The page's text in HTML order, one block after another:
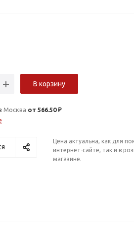
В корзину
Москва от 566.50 ₽
Цена актуальна, как для
интернет-сайте, так и в
магазине.